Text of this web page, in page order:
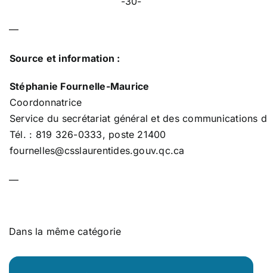
—
Source et information :
Stéphanie Fournelle-Maurice
Coordonnatrice
Service du secrétariat général et des communications
Tél. : 819 326-0333, poste 21400
fournelles@csslaurentides.gouv.qc.ca
—
Dans la même catégorie